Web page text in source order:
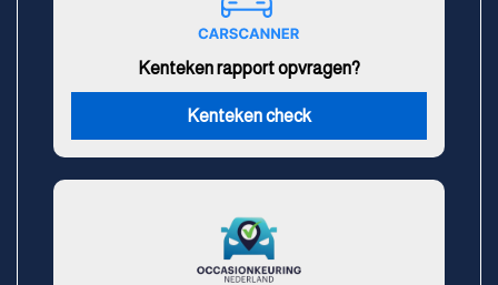
Kenteken rapport opvragen?
Kenteken check